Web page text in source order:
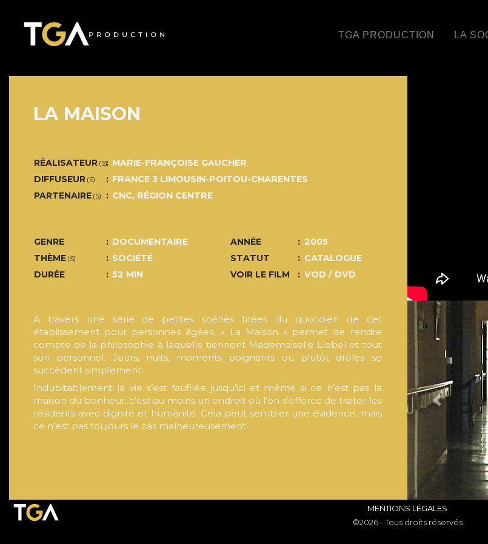
TGA PRODUCTION LA
LA MAISON
RÉALISATEUR (S)
MARIE-FRANÇOISE GAUCHER
DIFFUSEUR (S)
FRANCE 3 LIMOUSIN-POITOU-CHARENTES
PARTENAIRE (S) CNC, RÉGION CENTRE
GENRE
DOCUMENTAIRE
THÈME (S)
SOCIÉTÉ
DURÉE
52 MIN
ANNÉE
2005
STATUT
CATALOGUE
VOIR LE FILM
VOD / DVD
A travers une série de petites scènes tirées du quotidien de cet
établissement pour personnes âgées, « La Maison » permet de rendre
compte de la philosophie à laquelle tiennent Mademoiselle Llobel et tout
son personnel. Jours, nuits, moments poignants ou plutôt drôles se
succèdent simplement.
Indubitablement la vie s’est faufilée jusqu’ici et même si ce n’est pas la
maison du bonheur, c’est au moins un endroit où l’on s’efforce de traiter les
résidents avec dignité et humanité. Cela peut sembler une évidence, mais
ce n’est pas toujours le cas malheureusement.
MENTIONS LÉGALES
©2026 - Tous droits réservés